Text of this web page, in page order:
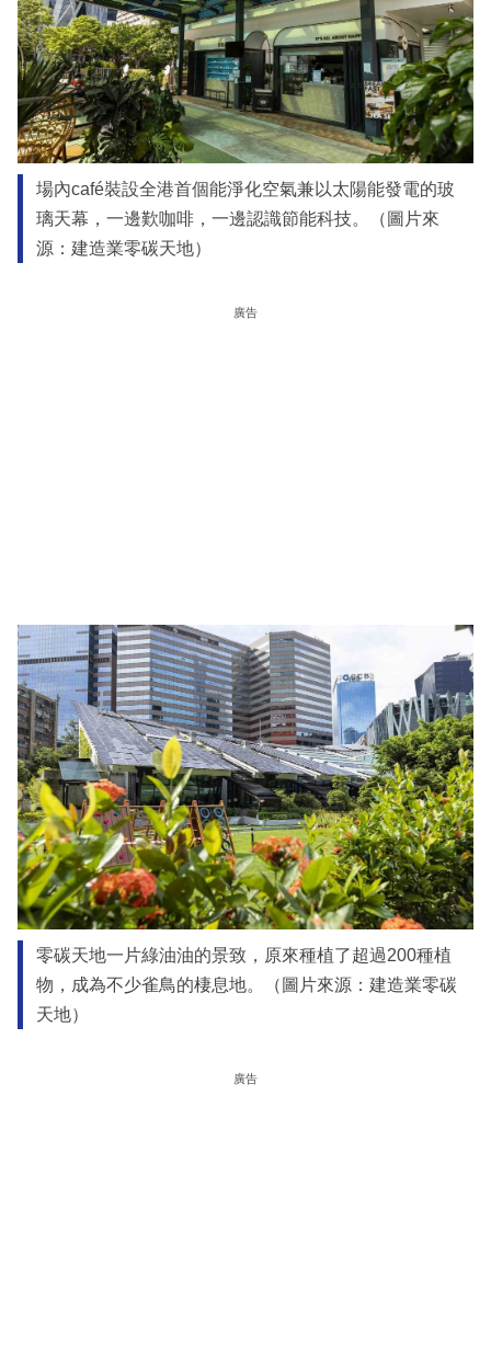
場內café裝設全港首個能淨化空氣兼以太陽能發電的玻
璃天幕，一邊歎咖啡，一邊認識節能科技。（圖片來
源：建造業零碳天地）
廣告
零碳天地一片綠油油的景致，原來種植了超過200種植
物，成為不少雀鳥的棲息地。（圖片來源：建造業零碳
天地）
廣告